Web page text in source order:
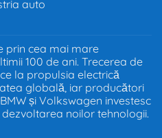
auto
prin cea mai mare
100 de ani. Trecerea de
la propulsia electrică
globală, iar producători
și Volkswagen investesc
noilor tehnologii.